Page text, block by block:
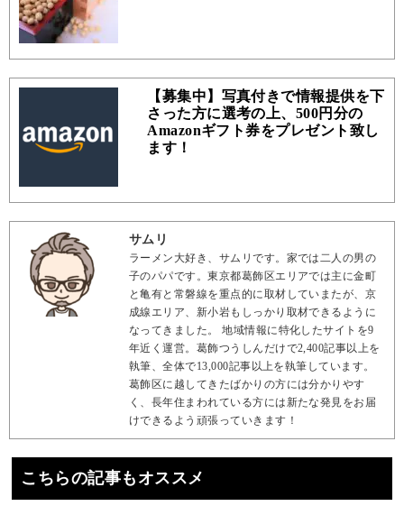
【募集中】写真付きで情報提供を下
さった方に選考の上、500円分の
Amazonギフト券をプレゼント致し
ます！
サムリ
ラーメン大好き、サムリです。家では二人の男の
子のパパです。東京都葛飾区エリアでは主に金町
と亀有と常磐線を重点的に取材していまたが、京
成線エリア、新小岩もしっかり取材できるように
なってきました。 地域情報に特化したサイトを9
年近く運営。葛飾つうしんだけで2,400記事以上を
執筆、全体で13,000記事以上を執筆しています。
葛飾区に越してきたばかりの方には分かりやす
く、長年住まわれている方には新たな発見をお届
けできるよう頑張っていきます！
こちらの記事もオススメ